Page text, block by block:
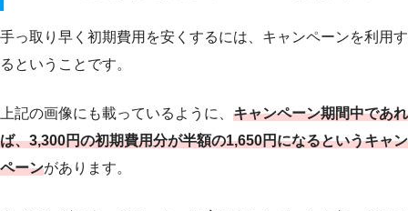
手っ取り早く初期費用を安くするには、キャンペーンを利用す
るということです。
上記の画像にも載っているように、 キャンペーン期間中であれ
ば、3,300円の初期費用分が半額の1,650円になるというキャン
ペーンがあります。